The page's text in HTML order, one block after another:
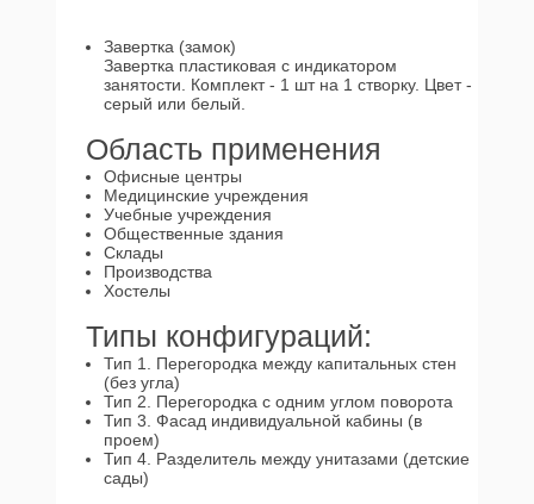
Завертка (замок)
Завертка пластиковая с индикатором
занятости. Комплект - 1 шт на 1 створку. Цвет -
серый или белый.
Область применения
Офисные центры
Медицинские учреждения
Учебные учреждения
Общественные здания
Склады
Производства
Хостелы
Типы конфигураций:
Тип 1. Перегородка между капитальных стен
(без угла)
Тип 2. Перегородка с одним углом поворота
Тип 3. Фасад индивидуальной кабины (в
проем)
Тип 4. Разделитель между унитазами (детские
сады)